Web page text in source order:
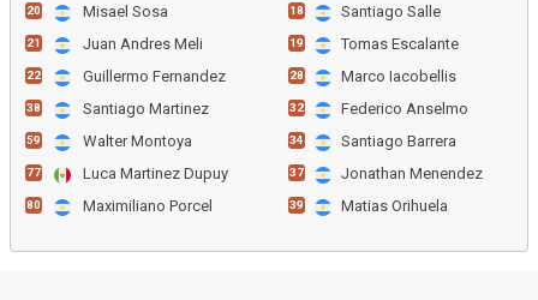
20 Misael Sosa
21 Juan Andres Meli
22 Guillermo Fernandez
38 Santiago Martinez
59 Walter Montoya
77 Luca Martinez Dupuy
80 Maximiliano Porcel
18 Santiago Salle
19 Tomas Escalante
28 Marco Iacobellis
32 Federico Anselmo
34 Santiago Barrera
37 Jonathan Menendez
39 Matias Orihuela